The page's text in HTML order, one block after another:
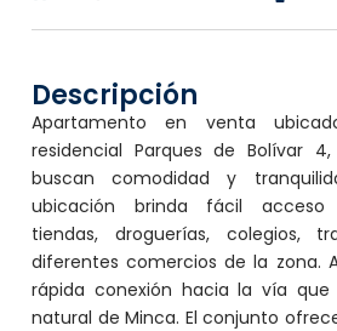
Descripción
Apartamento en venta
residencial Parques de Bolívar
buscan comodidad y
ubicación brinda fácil acceso
tiendas, droguerías, colegios,
diferentes comercios de la zona.
rápida conexión hacia la vía
natural de Minca. El conjunto